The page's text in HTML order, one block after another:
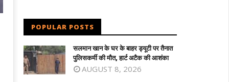
POPULAR POSTS
सलमान खान के घर के बाहर ड्यूटी पर तैनात
पुलिसकर्मी की मौत, हार्ट अटैक की आशंका
AUGUST 8, 2026